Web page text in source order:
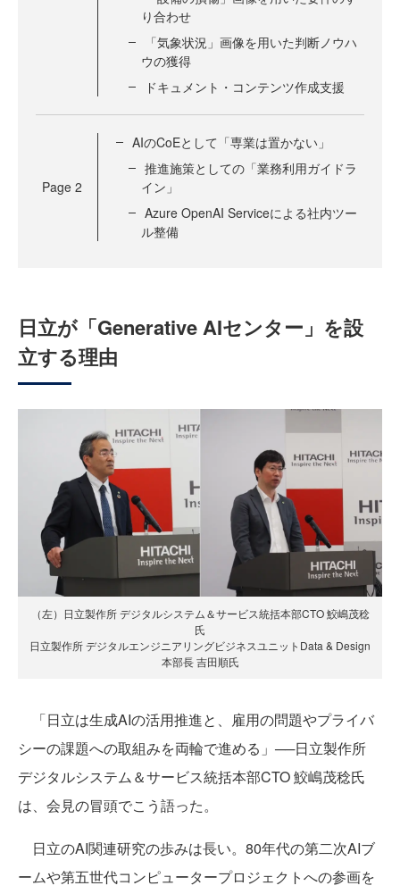
り合わせ
「気象状況」画像を用いた判断ノウハ
ウの獲得
ドキュメント・コンテンツ作成支援
Page 2
AIのCoEとして「専業は置かない」
推進施策としての「業務利用ガイドラ
イン」
Azure OpenAI Serviceによる社内ツー
ル整備
日立が「Generative AIセンター」を設
立する理由
（左）日立製作所 デジタルシステム＆サービス統括本部CTO 鮫嶋茂稔
氏
日立製作所 デジタルエンジニアリングビジネスユニットData & Design
本部長 吉田順氏
「日立は生成AIの活用推進と、雇用の問題やプライバ
シーの課題への取組みを両輪で進める」──日立製作所
デジタルシステム＆サービス統括本部CTO 鮫嶋茂稔氏
は、会見の冒頭でこう語った。
日立のAI関連研究の歩みは長い。80年代の第二次AIブ
ームや第五世代コンピュータープロジェクトへの参画を